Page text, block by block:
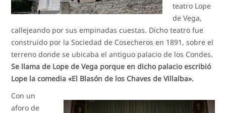
teatro Lope
de Vega,
callejeando por sus empinadas cuestas. Dicho teatro fue
construido por la Sociedad de Cosecheros en 1891, sobre el
terreno donde se ubicaba el antiguo palacio de los Condes.
Se llama de Lope de Vega porque en dicho palacio escribió
Lope la comedia «El Blasón de los Chaves de Villalba».
Con un
aforo de